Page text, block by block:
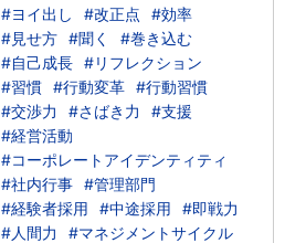
#ヨイ出し
#改正点
#効率
#見せ方 #聞く
#巻き込む
#自己成長 #リフレクション
#習慣 #行動変革 #行動習慣
#交渉力
#さばき力
#支援
#経営活動
#コーポレートアイデンティティ
#社内行事 #管理部門
#経験者採用
#中途採用
#即戦力
#人間力
#マネジメントサイクル